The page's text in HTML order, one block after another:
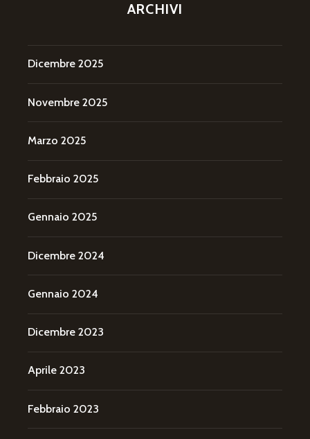
ARCHIVI
Dicembre 2025
Novembre 2025
Marzo 2025
Febbraio 2025
Gennaio 2025
Dicembre 2024
Gennaio 2024
Dicembre 2023
Aprile 2023
Febbraio 2023